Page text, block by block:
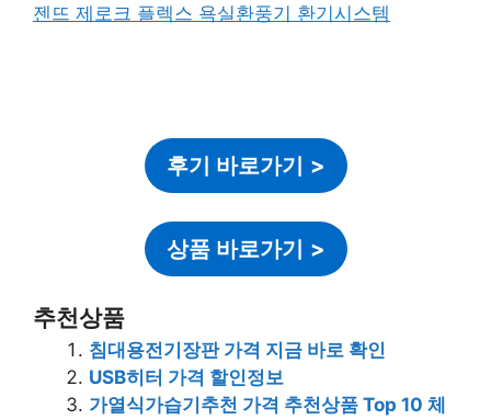
후기 바로가기 >
상품 바로가기 >
추천상품
침대용전기장판 가격 지금 바로 확인
USB히터 가격 할인정보
가열식가습기추천 가격 추천상품 Top 10 체